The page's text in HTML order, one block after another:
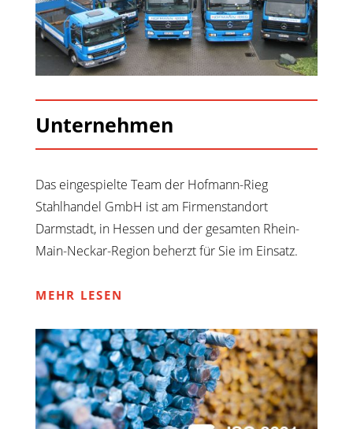
Unternehmen
Das eingespielte Team der Hofmann-Rieg
Stahlhandel GmbH ist am Firmenstandort
Darmstadt, in Hessen und der gesamten Rhein-
Main-Neckar-Region beherzt für Sie im Einsatz.
MEHR LESEN